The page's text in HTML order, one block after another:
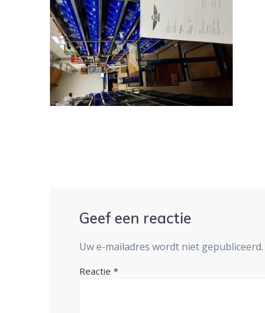
Geef een reactie
Uw e-mailadres wordt niet gepubliceerd.
Reactie*